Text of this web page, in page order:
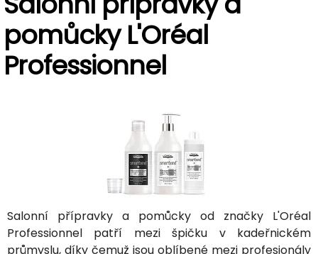
pomůcky L'Oréal
Professionnel
Salonní přípravky a pomůcky od značky L'Oréal
Professionnel patří mezi špičku v kadeřnickém
průmyslu, díky čemuž jsou oblíbené mezi profesionály